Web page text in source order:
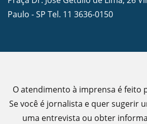
Paulo - SP Tel. 11 3636-0150
O atendimento à imprensa é feito
Se você é jornalista e quer sugerir
uma entrevista ou obter